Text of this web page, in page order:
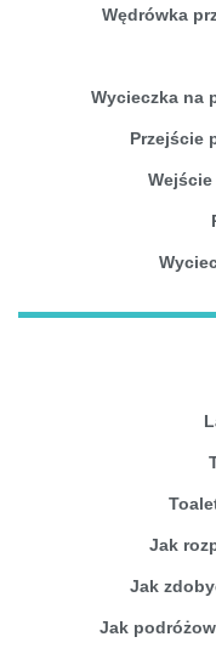
Wędrówka
Wycieczka na
Przejście
Jak
Jak
Jak